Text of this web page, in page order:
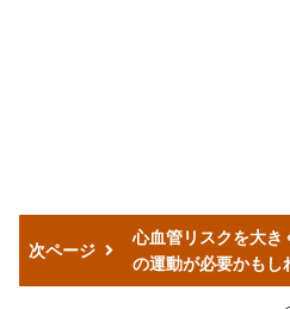
次ページ
心血管リスクを大
の運動が必要かもし